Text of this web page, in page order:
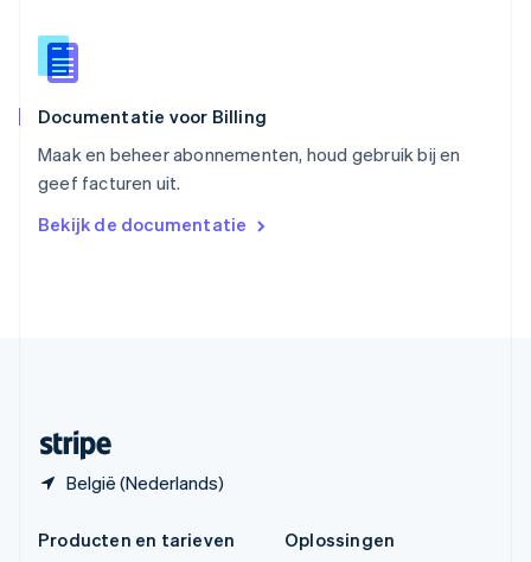
Documentatie voor Billing
Maak en beheer abonnementen, houd gebruik bij en
geef facturen uit.
Bekijk de documentatie
België (Nederlands)
Español
Thailand
Tsjechië
Vasteland van China
简体中文English
English
Producten en tarieven
Oplossingen